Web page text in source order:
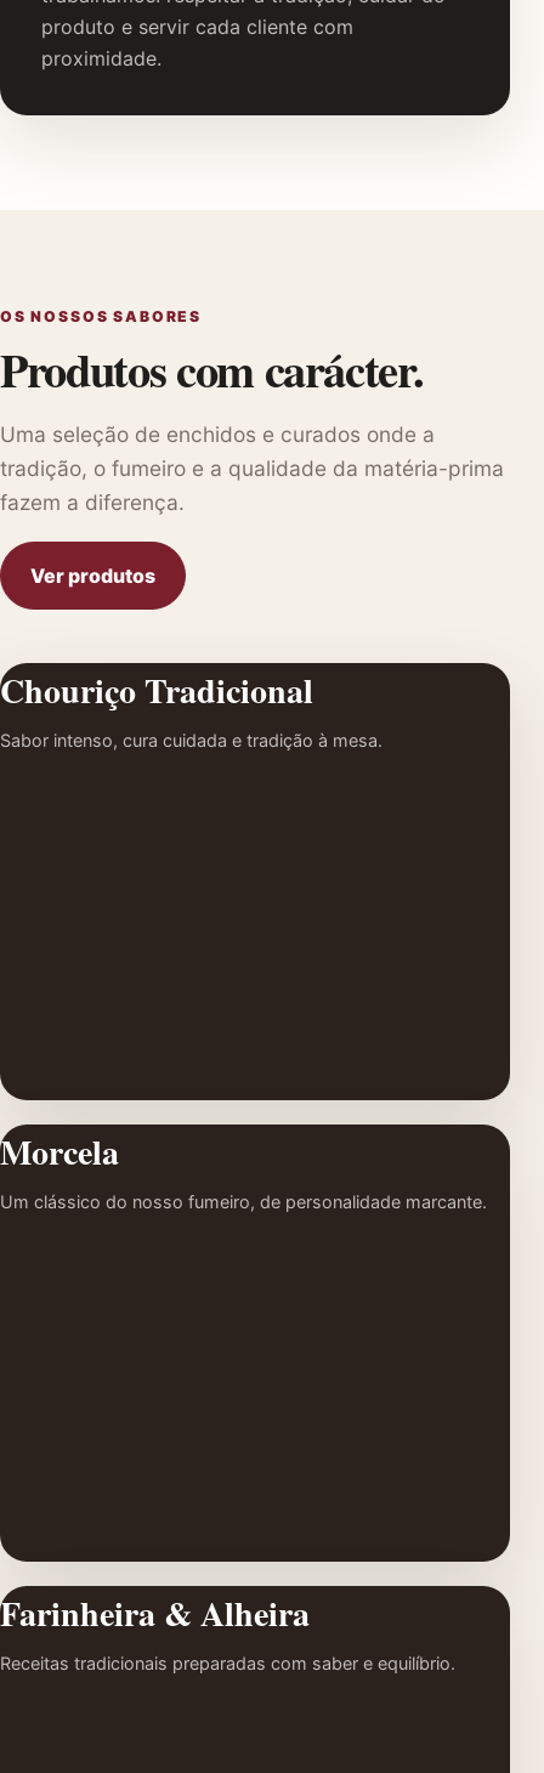
produto e servir cada cliente com
proximidade.
OS NOSSOS SABORES
Produtos com carácter.
Uma seleção de enchidos e curados onde a
tradição, o fumeiro e a qualidade da matéria-prima
fazem a diferença.
Ver produtos
Chouriço Tradicional
Sabor intenso, cura cuidada e tradição à mesa.
Morcela
Um clássico do nosso fumeiro, de personalidade marcante.
Farinheira & Alheira
Receitas tradicionais preparadas com saber e equilíbrio.